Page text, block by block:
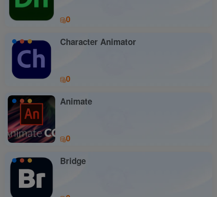
0
Character Animator
0
Animate
0
Bridge